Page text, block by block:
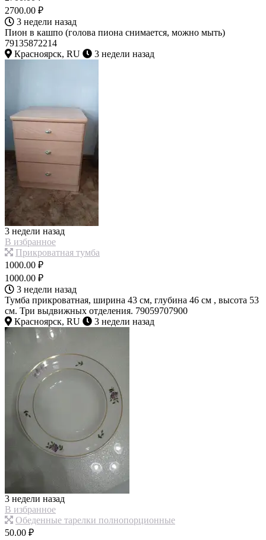
2700.00 ₽
3 недели назад
Пион в кашпо (голова пиона снимается, можно мыть)
79135872214
Красноярск, RU
3 недели назад
3 недели назад
В избранное
Прикроватная тумба
1000.00 ₽
1000.00 ₽
3 недели назад
Тумба прикроватная, ширина 43 см, глубина 46 см , высота 53
см. Три выдвижных отделения. 79059707900
Красноярск, RU
3 недели назад
3 недели назад
В избранное
Обеденные тарелки полнопорционные
50.00 ₽